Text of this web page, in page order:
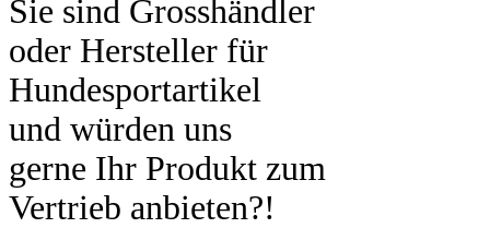
Sie sind Grosshändler
oder Hersteller für
Hundesportartikel
und würden uns
gerne Ihr Produkt zum
Vertrieb anbieten?!